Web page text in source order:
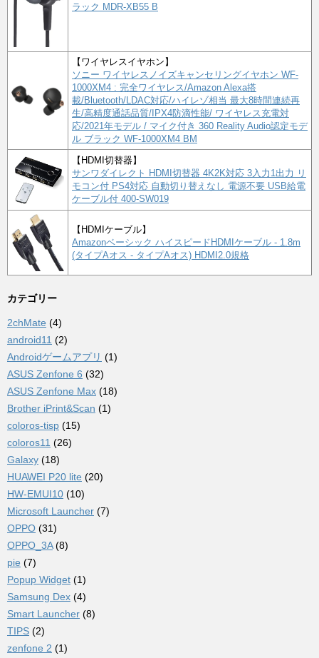
ラック MDR-XB55 B
【ワイヤレスイヤホン】
ソニー ワイヤレスノイズキャンセリングイヤホン WF-
1000XM4 : 完全ワイヤレス/Amazon Alexa搭
載/Bluetooth/LDAC対応/ハイレゾ相当 最大8時間連続再
生/高精度通話品質/IPX4防滴性能/ ワイヤレス充電対
応/2021年モデル / マイク付き 360 Reality Audio認定モデ
ル ブラック WF-1000XM4 BM
【HDMI切替器】
サンワダイレクト HDMI切替器 4K2K対応 3入力1出力 リ
モコン付 PS4対応 自動切り替えなし 電源不要 USB給電
ケーブル付 400-SW019
【HDMIケーブル】
Amazonベーシック ハイスピードHDMIケーブル - 1.8m
(タイプAオス - タイプAオス) HDMI2.0規格
カテゴリー
2chMate (4)
android11 (2)
Androidゲームアプリ (1)
ASUS Zenfone 6 (32)
ASUS Zenfone Max (18)
Brother iPrint&Scan (1)
coloros-tisp (15)
coloros11 (26)
Galaxy (18)
HUAWEI P20 lite (20)
HW-EMUI10 (10)
Microsoft Launcher (7)
OPPO (31)
OPPO_3A(8)
pie (7)
Popup Widget (1)
Samsung Dex (4)
Smart Launcher (8)
TIPS (2)
zenfone 2 (1)